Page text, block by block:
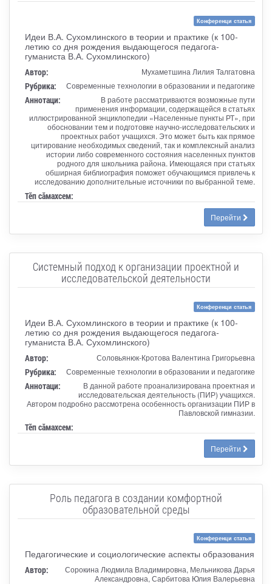
Конференци статья
Идеи В.А. Сухомлинского в теории и практике (к 100-
летию со дня рождения выдающегося педагога-
гуманиста В.А. Сухомлинского)
Автор: Мухаметшина Лилия Талгатовна
Рубрика: Современные технологии в образовании и педагогике
Аннотаци:
В работе рассматриваются возможные пути
применения информации, содержащейся в статьях
иллюстрированной энциклопедии «Населенные пункты РТ», при
обосновании тем и подготовке научно-исследовательских и
проектных работ учащихся. Это может быть как прямое
цитирование необходимых сведений, так и комплексный анализ
истории либо современного состояния населенных пунктов
родного для школьника района. Имеющаяся при статьях
обширная библиография поможет обучающимся привлечь к
исследованию дополнительные источники по выбранной теме.
Тӗп сӑмахсем:
Перейти
Системный подход к организации проектной и
исследовательской деятельности
Конференци статья
Идеи В.А. Сухомлинского в теории и практике (к 100-
летию со дня рождения выдающегося педагога-
гуманиста В.А. Сухомлинского)
Автор: Соловьянюк-Кротова Валентина Григорьевна
Рубрика: Современные технологии в образовании и педагогике
Аннотаци:
В данной работе проанализирована проектная и
исследовательская деятельность (ПИР) учащихся.
Автором подробно рассмотрена особенность организации ПИР в
Павловской гимназии.
Тӗп сӑмахсем:
Перейти
Роль педагога в создании комфортной
образовательной среды
Конференци статья
Педагогические и социологические аспекты образования
Автор:
Сорокина Людмила Владимировна, Мельникова Дарья
Александровна, Сарбитова Юлия Валерьевна